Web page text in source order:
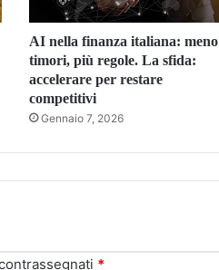
AI nella finanza italiana: meno
timori, più regole. La sfida:
accelerare per restare
competitivi
Gennaio 7, 2026
*